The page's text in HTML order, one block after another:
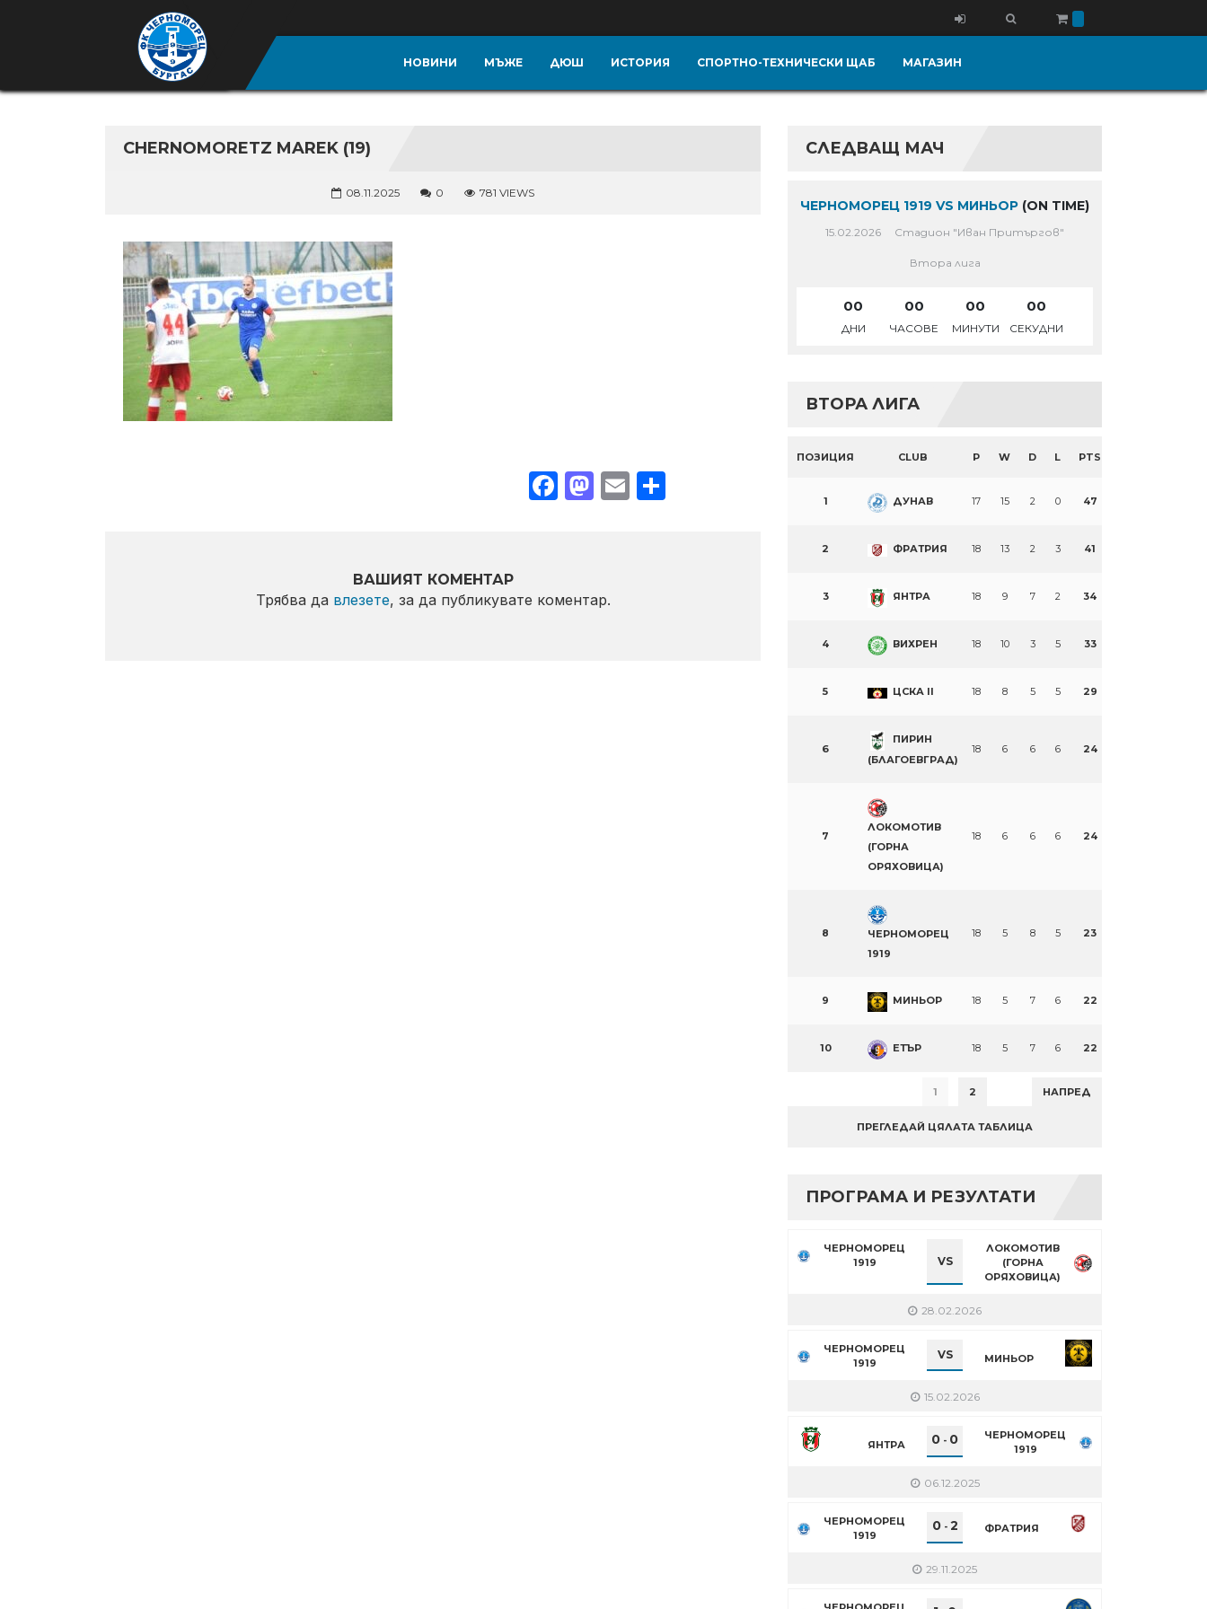
НОВИНИ МЪЖЕ ДЮШ ИСТОРИЯ СПОРТНО-ТЕХНИЧЕСКИ ЩАБ МАГАЗИН
CHERNOMORETZ MAREK (19)
08.11.2025 0 781 VIEWS
Facebook
Mastodon
EmailShare
ВАШИЯТ КОМЕНТАР
Трябва да влезете, за да публикувате коментар.
СЛЕДВАЩ МАЧ
ЧЕРНОМОРЕЦ 1919 VS МИНЬОР (ON TIME)
15.02.2026 Стадион "Иван Притъргов"
Втора лига
00
ДНИ
00
ЧАСОВЕ
00
МИНУТИ
00
СЕКУДНИ
ВТОРА ЛИГА
ПОЗИЦИЯ CLUB P W D L PTS
1 ДУНАВ 17 15 2 0 47
2 ФРАТРИЯ 18 13 2 3 41
3 ЯНТРА 18 9 7 2 34
4 ВИХРЕН 18 10 3 5 33
5 ЦСКА II 18 8 5 5 29
6
ПИРИН
(БЛАГОЕВГРАД)
18 6 6 6 24
7
ЛОКОМОТИВ
(ГОРНА
ОРЯХОВИЦА)
18 6 6 6 24
8
ЧЕРНОМОРЕЦ
1919
18 5 8 5 23
9 МИНЬОР 18 5 7 6 22
10 ЕТЪР 18 5 7 6 22
1 2 НАПРЕД
ПРЕГЛЕДАЙ ЦЯЛАТА ТАБЛИЦА
ПРОГРАМА И РЕЗУЛТАТИ
ЧЕРНОМОРЕЦ
1919
VS
ЛОКОМОТИВ
(ГОРНА
ОРЯХОВИЦА)
28.02.2026
ЧЕРНОМОРЕЦ
1919
VS МИНЬОР
15.02.2026
ЯНТРА 0 - 0
ЧЕРНОМОРЕЦ
1919
06.12.2025
ЧЕРНОМОРЕЦ
1919
0- 2 ФРАТРИЯ
29.11.2025